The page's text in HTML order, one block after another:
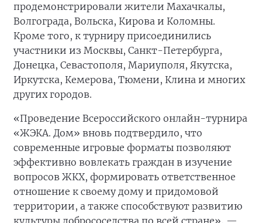
продемонстрировали жители Махачкалы,
Волгограда, Вольска, Кирова и Коломны.
Кроме того, к турниру присоединились
участники из Москвы, Санкт-Петербурга,
Донецка, Севастополя, Мариуполя, Якутска,
Иркутска, Кемерова, Тюмени, Клина и многих
других городов.
«Проведение Всероссийского онлайн-турнира
«ЖЭКА. Дом» вновь подтвердило, что
современные игровые форматы позволяют
эффективно вовлекать граждан в изучение
вопросов ЖКХ, формировать ответственное
отношение к своему дому и придомовой
территории, а также способствуют развитию
культуры добрососедства по всей стране», —